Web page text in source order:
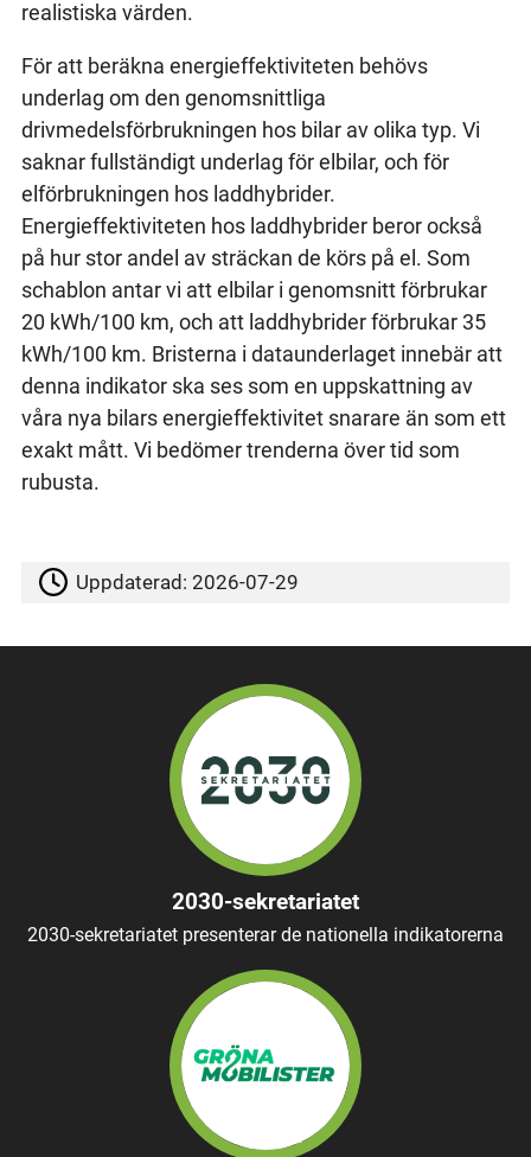
realistiska värden.
För att beräkna energieffektiviteten behövs
underlag om den genomsnittliga
drivmedelsförbrukningen hos bilar av olika typ. Vi
saknar fullständigt underlag för elbilar, och för
elförbrukningen hos laddhybrider.
Energieffektiviteten hos laddhybrider beror också
på hur stor andel av sträckan de körs på el. Som
schablon antar vi att elbilar i genomsnitt förbrukar
20 kWh/100 km, och att laddhybrider förbrukar 35
kWh/100 km. Bristerna i dataunderlaget innebär att
denna indikator ska ses som en uppskattning av
våra nya bilars energieffektivitet snarare än som ett
exakt mått. Vi bedömer trenderna över tid som
rubusta.
Uppdaterad:2026-07-29
2030-sekretariatet
2030-sekretariatet presenterar de nationella indikatorerna